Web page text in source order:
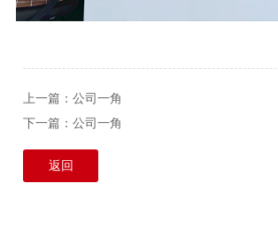
上一篇：公司一角
下一篇：公司一角
返回